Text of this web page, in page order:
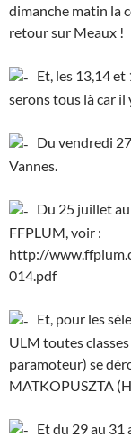
dimanche matin la
retour sur Meaux !
Et, les 13,14
serons tous là car il
Du vendredi
Vannes.
Du 25 juillet
FFPLUM, voir :
http://
014.pdf
Et, pour les
ULM toutes
paramoteur) se
MATKOPUSZTA
Et du 29 au 31